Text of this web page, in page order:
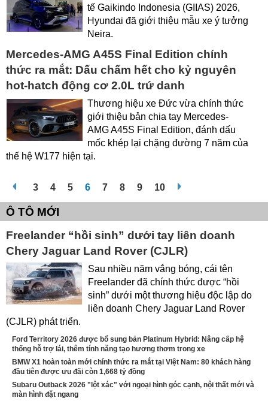
tế Gaikindo Indonesia (GIIAS) 2026,
Hyundai đã giới thiệu mẫu xe ý tưởng
Neira.
Mercedes-AMG A45S Final Edition chính
thức ra mắt: Dấu chấm hết cho kỷ nguyên
hot-hatch động cơ 2.0L trứ danh
Thương hiệu xe Đức vừa chính thức
giới thiệu bản chia tay Mercedes-
AMG A45S Final Edition, đánh dấu
mốc khép lại chặng đường 7 năm của
thế hệ W177 hiện tại.
3 4 5 6 7 8 9 10
Ô TÔ MỚI
Freelander “hồi sinh” dưới tay liên doanh
Chery Jaguar Land Rover (CJLR)
Sau nhiều năm vắng bóng, cái tên
Freelander đã chính thức được “hồi
sinh” dưới một thương hiệu độc lập do
liên doanh Chery Jaguar Land Rover
(CJLR) phát triển.
Ford Territory 2026 được bổ sung bản Platinum Hybrid: Nâng cấp hệ
thống hỗ trợ lái, thêm tính năng tạo hương thơm trong xe
BMW X1 hoàn toàn mới chính thức ra mắt tại Việt Nam: 80 khách hàng
đầu tiên được ưu đãi còn 1,668 tỷ đồng
Subaru Outback 2026 "lột xác" với ngoại hình góc cạnh, nội thất mới và
màn hình đặt ngang